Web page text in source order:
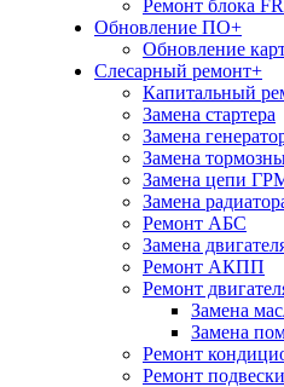
Ремонт блока
Обновление ПО+
Обновление
Слесарный ремонт+
Капитальный
Замена стартера
Замена
Замена
Замена цепи
Замена
Ремонт АБС
Замена
Ремонт АКПП
Ремонт
Замена
Замена
Ремонт
Ремонт подвески